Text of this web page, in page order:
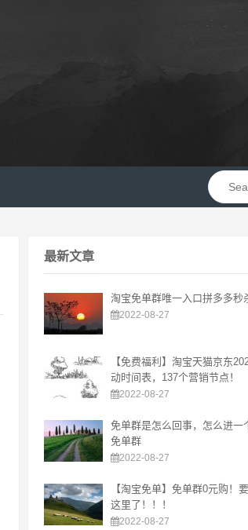
最新文章
淘宝免单群唯一入口拼多多秒
2022-08-27
【免费福利】淘宝天猫京东
动时间表，137个营销节点！
2022-08-27
免单群是怎么回事，怎么进一
免单群
2022-08-27
【淘宝免单】免单群0元购！
这里了！！！
2022-08-27